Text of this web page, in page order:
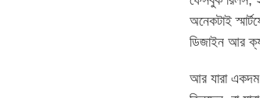
অনেকটাই
ডিজাইন আর
আর যারা একদম